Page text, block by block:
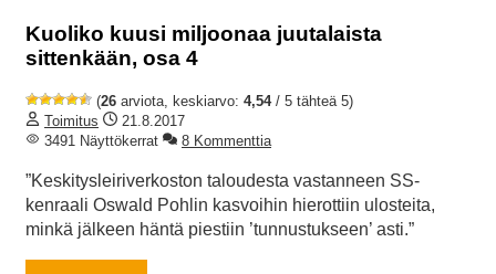
Kuoliko kuusi miljoonaa juutalaista
sittenkään, osa 4
(26 arviota, keskiarvo: 4,54/ 5 tähteä 5)
Toimitus
21.8.2017
3491 Näyttökerrat
8 Kommenttia
”Keskitysleiriverkoston taloudesta vastanneen SS-
kenraali Oswald Pohlin kasvoihin hierottiin ulosteita,
minkä jälkeen häntä piestiin ’tunnustukseen’ asti.”